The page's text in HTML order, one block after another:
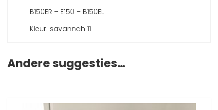
B150ER – E150 – B150EL
Kleur: savannah 11
Andere suggesties…